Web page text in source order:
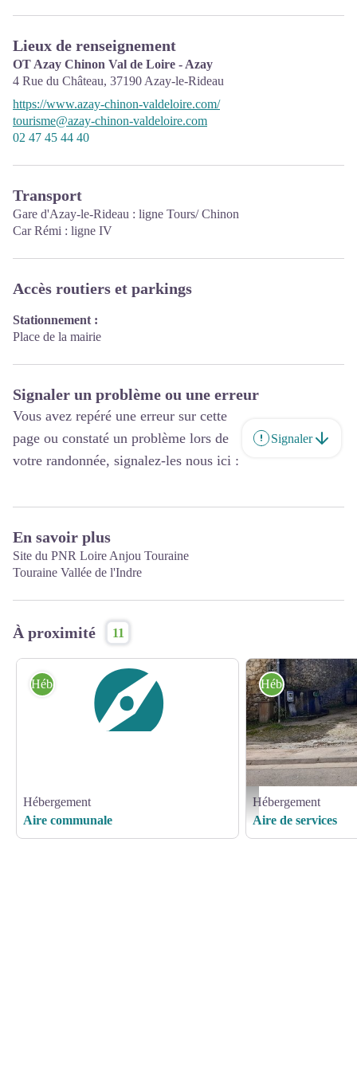
Lieux de renseignement
OT Azay Chinon Val de Loire - Azay
4 Rue du Château, 37190 Azay-le-Rideau
https://www.azay-chinon-valdeloire.com/
tourisme@azay-chinon-valdeloire.com
02 47 45 44 40
Transport
Gare d'Azay-le-Rideau : ligne Tours/ Chinon
Car Rémi : ligne IV
Accès routiers et parkings
Stationnement :
Place de la mairie
Signaler un problème ou une erreur
Vous avez repéré une erreur sur cette
page ou constaté un problème lors de
votre randonnée, signalez-les nous ici :
Signaler
En savoir plus
Site du PNR Loire Anjou Touraine
Touraine Vallée de l'Indre
À proximité 11
Hébergement
Hébergement
Aire communale
Aire de services camping-
Hébergement
Hébergement
Aire de services